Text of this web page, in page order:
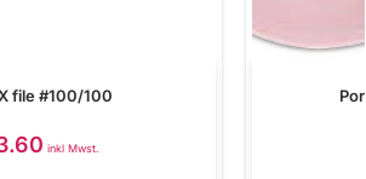
file #100/100
inkl Mwst.